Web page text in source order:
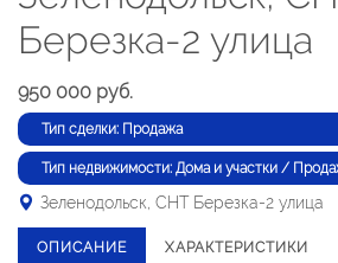
Березка-2 улица
950 000 руб.
Тип сделки: Продажа
Тип недвижимости: Дома и участки /
Зеленодольск, СНТ Березка-2 улица
ОПИСАНИЕ ХАРАКТЕРИСТИКИ